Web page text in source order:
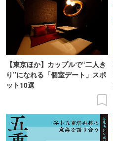
【東京ほか】カップルで“二人き
り”になれる「個室デート」スポ
ット10選